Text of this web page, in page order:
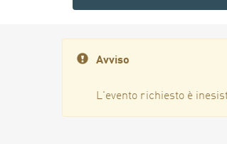
Avviso
L'evento richiesto è